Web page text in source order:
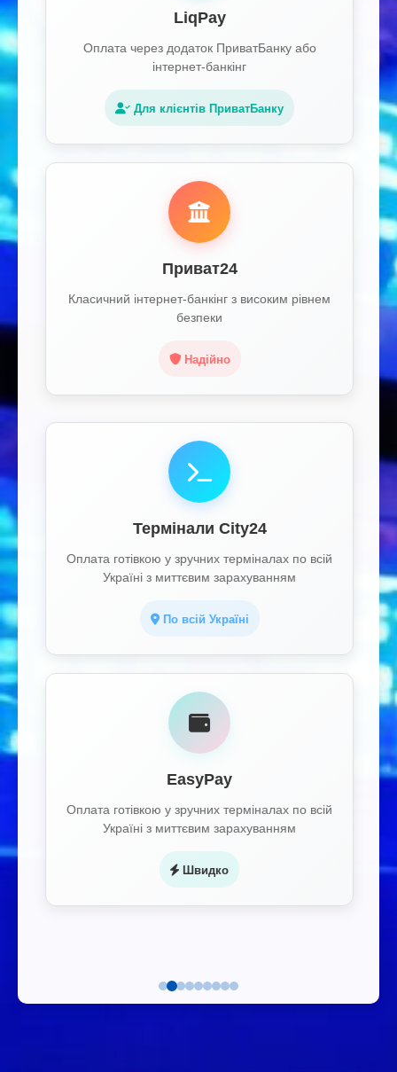
LiqPay
Оплата через додаток ПриватБанку або
інтернет-банкінг
Для клієнтів ПриватБанку
Приват24
Класичний інтернет-банкінг з високим рівнем
безпеки
Надійно
Термінали City24
Оплата готівкою у зручних терміналах по всій
Україні з миттєвим зарахуванням
По всій Україні
EasyPay
Оплата готівкою у зручних терміналах по всій
Україні з миттєвим зарахуванням
Швидко